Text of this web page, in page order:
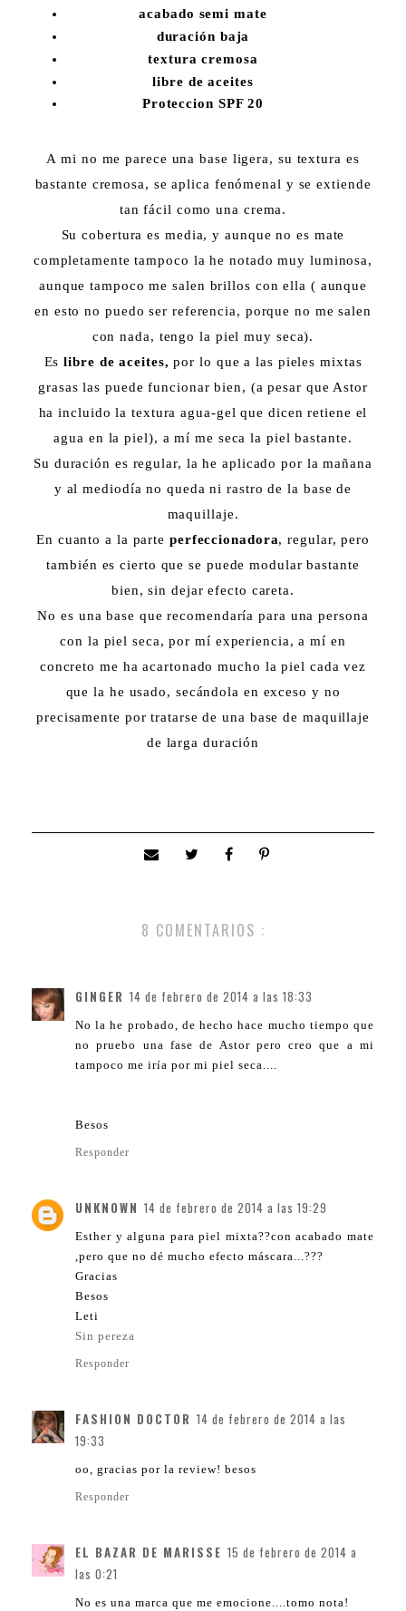
acabado semi mate
duración baja
textura cremosa
libre de aceites
Proteccion SPF 20
A mi no me parece una base ligera, su textura es
bastante cremosa, se aplica fenómenal y se extiende
tan fácil como una crema.
Su cobertura es media, y aunque no es mate
completamente tampoco la he notado muy luminosa,
aunque tampoco me salen brillos con ella ( aunque
en esto no puedo ser referencia, porque no me salen
con nada, tengo la piel muy seca).
Eslibre de aceites, por lo que a las pieles mixtas
grasas las puede funcionar bien, (a pesar que Astor
ha incluido la textura agua-gel que dicen retiene el
agua en la piel), a mí me seca la piel bastante.
Su duración es regular, la he aplicado por la mañana
y al mediodía no queda ni rastro de la base de
maquillaje.
En cuanto a la parte perfeccionadora, regular, pero
también es cierto que se puede modular bastante
bien, sin dejar efecto careta.
No es una base que recomendaría para una persona
con la piel seca, por mí experiencia, a mí en
concreto me ha acartonado mucho la piel cada vez
que la he usado, secándola en exceso y no
precisamente por tratarse de una base de maquillaje
de larga duración
8 COMENTARIOS :
GINGER 14 de febrero de 2014 a las 18:33
No la he probado, de hecho hace mucho tiempo que
no pruebo una fase de Astor pero creo que a mi
tampoco me iría por mi piel seca....
Besos
Responder
UNKNOWN 14 de febrero de 2014 a las 19:29
Esther y alguna para piel mixta??con acabado mate
,pero que no dé mucho efecto máscara...???
Gracias
Besos
Leti
Sin pereza
Responder
FASHION DOCTOR 14 de febrero de 2014 a las
19:33
oo, gracias por la review! besos
Responder
EL BAZAR DE MARISSE 15 de febrero de 2014 a
las 0:21
No es una marca que me emocione....tomo nota!